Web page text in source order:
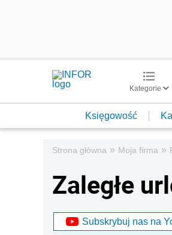
Kategorie
Księgowość
Strona główna » Moja firma »
Zaległe
Subskrybuj nas na